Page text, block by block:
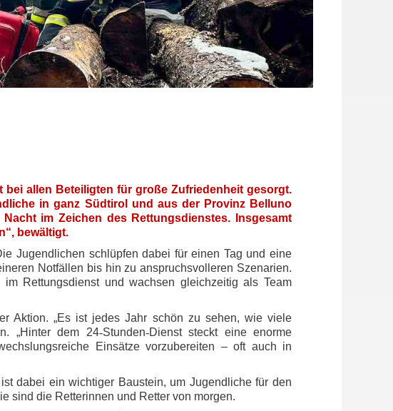
allen Beteiligten für große Zufriedenheit gesorgt.
in ganz Südtirol und aus der Provinz Belluno
im Zeichen des Rettungsdienstes. Insgesamt
bewältigt.
Jugendlichen schlüpfen dabei für einen Tag und eine
Notfällen bis hin zu anspruchsvolleren Szenarien.
Rettungsdienst und wachsen gleichzeitig als Team
Aktion. „Es ist jedes Jahr schön zu sehen, wie viele
„Hinter dem 24‑Stunden‑Dienst steckt eine enorme
Einsätze vorzubereiten – oft auch in
dabei ein wichtiger Baustein, um Jugendliche für den
sind die Retterinnen und Retter von morgen.